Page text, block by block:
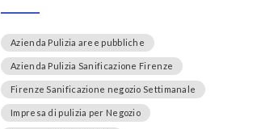
Azienda Pulizia aree pubbliche
Azienda Pulizia Sanificazione Firenze
Firenze Sanificazione negozio Settimanale
Impresa di pulizia per Negozio